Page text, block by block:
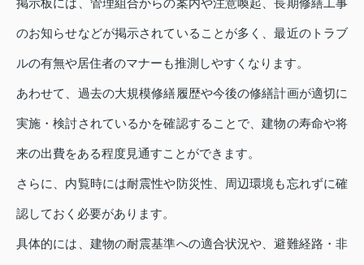
のお知らせなどが掲示されていることが多く、最近のトラブ
ルの有無や居住者のマナーも推測しやすくなります。
あわせて、過去の大規模修繕履歴や今後の修繕計画が適切に
実施・検討されているかを確認することで、建物の寿命や将
来の出費をある程度見通すことができます。
さらに、内覧時には耐震性や防災性、周辺環境も忘れずに確
認しておく必要があります。
具体的には、建物の耐震基準への適合状況や、避難経路・非